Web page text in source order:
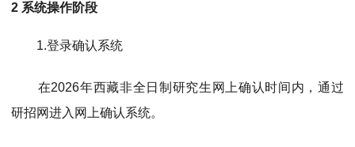
2 系统操作阶段
1.登录确认系统
在2026年西藏非全日制研究生网上确认时间内，通过
研招网进入网上确认系统。